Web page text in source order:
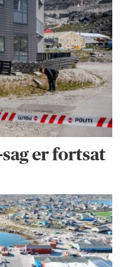
er fortsat